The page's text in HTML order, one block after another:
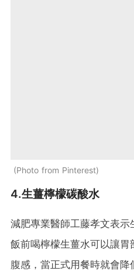
Photo from Pinterest
4.生薑檸檬碳酸水
減肥專業醫師工藤孝文表示
飯前喝檸檬生薑水可以讓
腹感，當正式用餐時就會